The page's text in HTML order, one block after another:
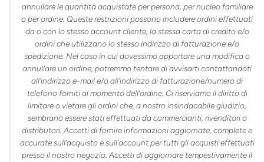
annullare le quantità acquistate per persona, per nucleo familiare
o per ordine. Queste restrizioni possono includere ordini effettuati
da o con lo stesso account cliente, la stessa carta di credito e/o
ordini che utilizzano lo stesso indirizzo di fatturazione e/o
spedizione. Nel caso in cui dovessimo apportare una modifica o
annullare un ordine, potremmo tentare di avvisarti contattandoti
all'indirizzo e-mail e/o all'indirizzo di fatturazione/numero di
telefono forniti al momento dell'ordine. Ci riserviamo il diritto di
limitare o vietare gli ordini che, a nostro insindacabile giudizio,
sembrano essere stati effettuati da commercianti, rivenditori o
distributori. Accetti di fornire informazioni aggiornate, complete e
accurate sull'acquisto e sull'account per tutti gli acquisti effettuati
presso il nostro negozio. Accetti di aggiornare tempestivamente il